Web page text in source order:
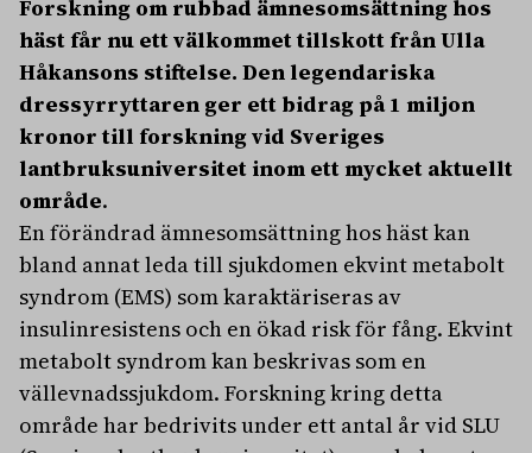
Forskning om rubbad ämnesomsättning hos
häst får nu ett välkommet tillskott från Ulla
Håkansons stiftelse. Den legendariska
dressyrryttaren ger ett bidrag på 1 miljon
kronor till forskning vid Sveriges
lantbruksuniversitet inom ett mycket aktuellt
område.
En förändrad ämnesomsättning hos häst kan
bland annat leda till sjukdomen ekvint metabolt
syndrom (EMS) som karaktäriseras av
insulinresistens och en ökad risk för fång. Ekvint
metabolt syndrom kan beskrivas som en
vällevnadssjukdom. Forskning kring detta
område har bedrivits under ett antal år vid SLU